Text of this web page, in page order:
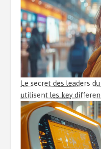
Le secret des leaders
utilisent les key